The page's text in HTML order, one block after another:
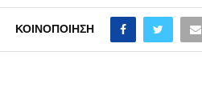
ΚΟΙΝΟΠΟΊΗΣΗ